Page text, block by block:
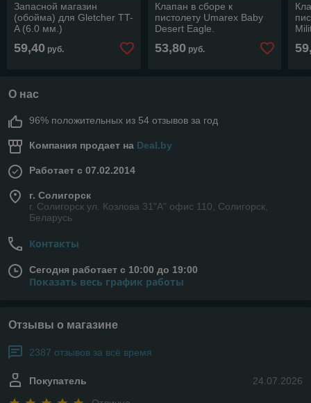
Запасной магазин
(обойма) для Gletcher TT-
A (6.0 мм.)
59,40 руб.
Клапан в сборе к
пистолету Umarex Baby
Desert Eagle.
53,80руб.
О нас
96% положительных из 54 отзывов за год
Компания продает на Deal.by
Работает с 07.02.2014
г. Солигорск
г. Солигорск ул. Козлова 31"А" офис 110, Солигорск,
Беларусь
Контакты
Сегодня работает с 10:00 до 19:00
Показать весь график работы
Отзывы о магазине
2387 отзывов за всё время
24.07.2026
Покупатель